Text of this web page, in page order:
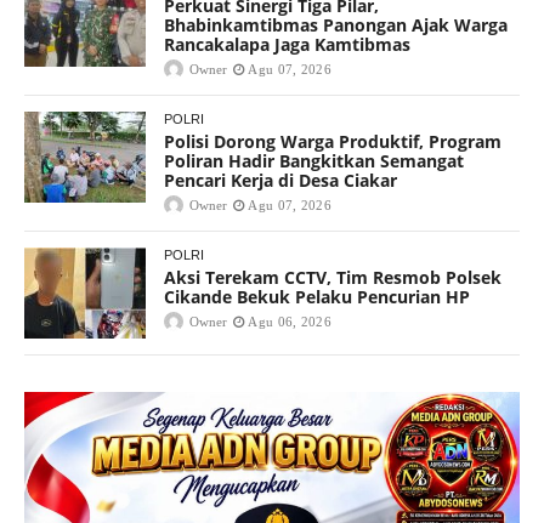
Perkuat Sinergi Tiga Pilar,
Bhabinkamtibmas Panongan Ajak Warga
Rancakalapa Jaga Kamtibmas
Owner Agu 07, 2026
POLRI
Polisi Dorong Warga Produktif, Program
Poliran Hadir Bangkitkan Semangat
Pencari Kerja di Desa Ciakar
Owner Agu 07, 2026
POLRI
Aksi Terekam CCTV, Tim Resmob Polsek
Cikande Bekuk Pelaku Pencurian HP
Owner Agu 06, 2026